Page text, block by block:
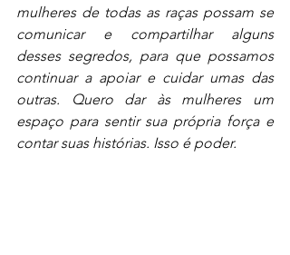
mulheres de todas as raças possam se
comunicar e compartilhar alguns
desses segredos, para que possamos
continuar a apoiar e cuidar umas das
outras. Quero dar às mulheres um
espaço para sentir sua própria força e
contar suas histórias. Isso é poder.